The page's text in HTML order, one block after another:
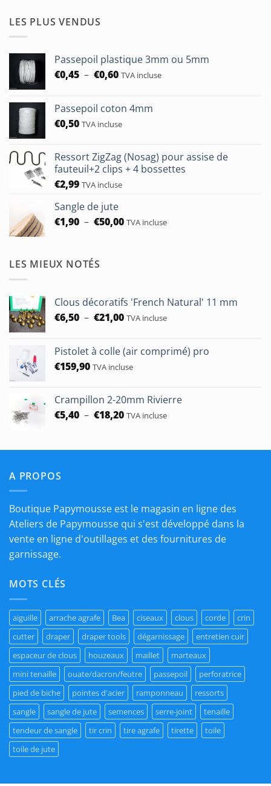
€24,00
LES PLUS VENDUS
Passepoil plastique 3mm ou 5mm
€0,45 – €0,60Plage
€0,45
à
TVA incluse
Passepoil coton 4mm
€0,50 TVA incluse
Ressort ZigZag (Nosag) pour assise de
fauteuil+2 clips + 4 bossettes
€2,99 TVA incluse
Sangle de jute
€1,90 – €50,00Plage
TVA incluse
LES MIEUX NOTÉS
Clous décoratifs 'French Natural' 11 mm
€6,50 – €21,00Plage
€6,50
à
TVA incluse
Pistolet à colle (air comprimé) pro
€159,90 TVA incluse
Crampillon 2-20mm Rivierre
€5,40 – €18,20Plage
€5,40
TVA incluse
A PROPOS
Boutique Papymousse est le magasin en ligne des
Ateliers de Papymousse qui s'est développé dans la
vente en ligne d'outillages et des fournitures de
garnissage.
MOTS CLÉS
aiguille arrache agrafe Bea ciseaux clous corde
crin
cutter
draper draper tools dégarnissage
entretien cuir
espaceur de clous
houzeaux maillet
marteaux
mini tenaille
ouate/dacron/feutre passepoil
perforatrice
pied de biche
pointes d'acier ramponneau
ressorts
sangle
sangle de jute semences serre-joint
tenaille
tendeur de sangle
tir crin tire agrafe tirette
toile
toile de jute